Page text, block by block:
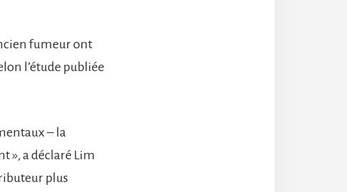
fumeur ont
l’étude publiée
– la
», a déclaré Lim
plus